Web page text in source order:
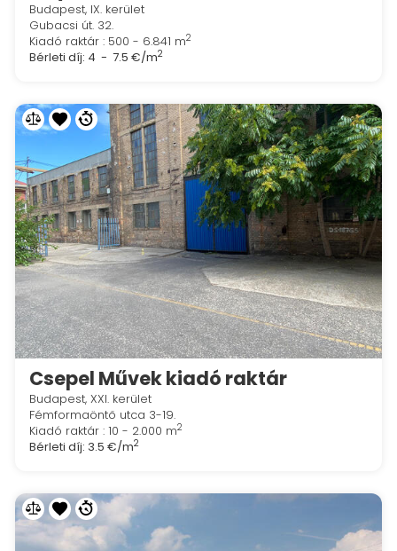
Budapest, IX. kerület
Gubacsi út. 32.
Kiadó raktár : 500 - 6.841 m2
Bérleti díj: 4 - 7.5 €/m2
Csepel Művek kiadó raktár
Budapest, XXI. kerület
Fémformaöntő utca 3-19.
Kiadó raktár : 10 - 2.000 m2
Bérleti díj: 3.5 €/m2